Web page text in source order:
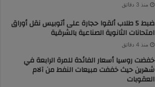
منذ 3 دقائق
ضبط 5 طلاب ألقوا حجارة على أتوبيس نقل أوراق
امتحانات الثانوية الصناعية بالشرقية
منذ 4 دقائق
خفضت روسيا أسعار الفائدة للمرة الرابعة في
شهرين حيث خففت مبيعات النفط من آلام
العقوبات